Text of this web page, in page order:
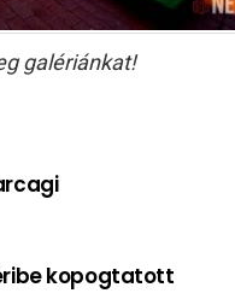
galériánkat!
kopogtatott